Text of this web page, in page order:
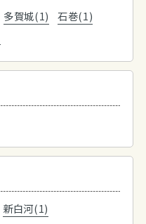
多賀城(1)
石巻(1)
新白河(1)